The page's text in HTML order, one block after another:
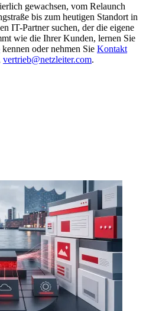
gewachsen, vom Relaunch
bis zum heutigen Standort in
IT-Partner suchen, der die eigene
wie die Ihrer Kunden, lernen Sie
kennen oder nehmen Sie Kontakt
vertrieb@netzleiter.com.